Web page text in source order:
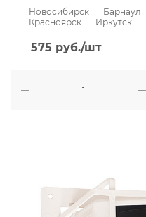
Новосибирск
Барнаул
Красноярск
Иркутск
575 руб./шт